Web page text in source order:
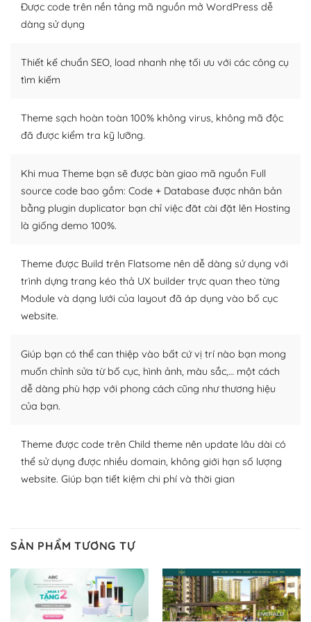
thiết kế tốt, bạn có thể tự sửa đổi. Nếu không bạn có thể
tìm kiếm chúng trên Internet hoặc nhờ chuyên gia.
– Sở hữu một cộng đồng lớn, sẵn sàng hỗ trợ
khổng lồ được kiểm duyệt bởi các nhân viên và những
người cuồng tín WordPress.
Nếu bạn gặp khó khăn, bạn có thể lên mạng và tìm
kiếm những cộng đồng WordPress, họ sẽ giúp bạn trả
lời, giải đáp vấn đề của bạn.
Cộng đồng sử dụng WordPress sẵn sàng hỗ trợ bạn
– Đa dạng plugin và themes
Plugin mở rộng là thành phần cài đặt thêm vào
WordPress để tăng thêm các tính năng cần thiết. Có
nhiều plugin trả phí hoặc miễn phí.
Nhờ lượng người dùng đông đảo, thư viện themes và
plugin của WordPress rất phong phú. Bạn có thể thỏa
thích chọn lựa plugin và themes phù hợp cho mục đích
lập website của mình.
– Dễ sử dụng
Và bạn có toàn quyền tự do khi quyết định nơi lưu trữ
trang web WordPress của bạn.
Dễ dàng lựa chọn Hosting cho website WordPress
Được code trên nền tảng mã nguồn mở WordPress dễ
dàng sử dụng
Thiết kế chuẩn SEO, load nhanh nhẹ tối ưu với các công cụ
tìm kiếm
Theme sạch hoàn toàn 100% không virus, không mã độc
đã được kiểm tra kỹ lưỡng.
Khi mua Theme bạn sẽ được bàn giao mã nguồn Full
source code bao gồm: Code + Database được nhân bản
bằng plugin duplicator bạn chỉ việc đăt cài đặt lên Hosting
là giống demo 100%.
Theme được Build trên Flatsome nên dễ dàng sử dụng với
trình dựng trang kéo thả UX builder trực quan theo từng
Module và dạng lưới của layout đã áp dụng vào bố cục
website.
Giúp bạn có thể can thiệp vào bất cứ vị trí nào bạn mong
muốn chỉnh sửa từ bố cục, hình ảnh, màu sắc,… một cách
dễ dàng phù hợp với phong cách cũng như thương hiệu
của bạn.
Theme được code trên Child theme nên update lâu dài có
thể sử dụng được nhiều domain, không giới hạn số lượng
website. Giúp bạn tiết kiệm chi phí và thời gian
SẢN PHẨM TƯƠNG TỰ